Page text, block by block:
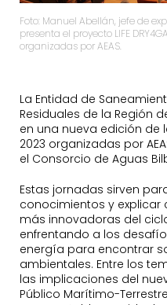
Foto: Manuel Abellán, jefe de explotación del área 1 de Esamur,
presenta el proyecto LIFE
organizadas por AEAS.
La Entidad de
Residuales de la Región
en una nueva edición de
2023 organizadas por
el Consorcio de Aguas
Estas jornadas sirven
conocimientos y
más innovadoras del
enfrentando a los
energía para encontrar
ambientales. Entre los
las implicaciones del
Público Marítimo-